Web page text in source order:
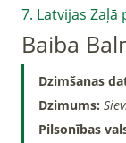
7. Latvijas Zaļā
Baiba
Dzimšanas
Dzimums:
Pilsonības